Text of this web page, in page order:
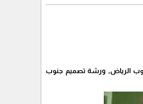
الرياض, ورشة تصميم جنوب